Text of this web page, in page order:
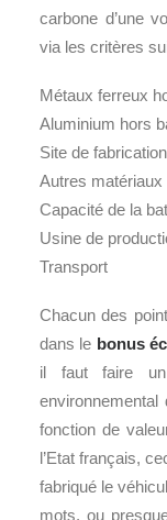
carbone d’une
via les critères
Métaux ferreux
Aluminium hors
Site de
Autres
Capacité de la
Usine de
Transport
Chacun des
dans le bonus
il faut faire
environnemental
fonction de
l’Etat français,
fabriqué le
mots, ou